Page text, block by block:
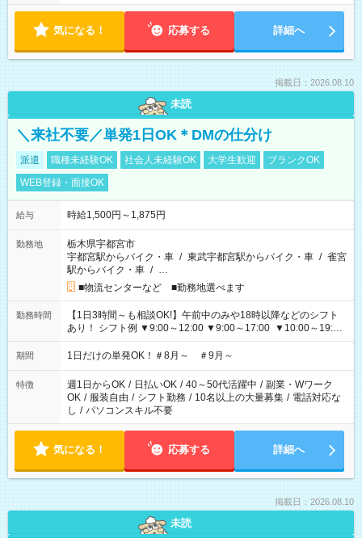
気になる！ 応募する 詳細へ
掲載日：2026.08.10
未読
＼来社不要／単発1日OK＊DMの仕分け
派遣 職種未経験OK 社会人未経験OK 大学生歓迎
ブランクOK
WEB登録・面接OK
給与 時給1,500円～1,875円
勤務地
栃木県宇都宮市
宇都宮駅からバイク・車 / 東武宇都宮駅からバイク・車 / 雀宮
駅からバイク・車 / …
■物流センターなど ■勤務地選べます
勤務時間
【1日3時間～も相談OK!】午前中のみや18時以降などのシフト
あり！ シフト例 ▼9:00～12:00 ▼9:00～17:00 ▼10:00～19:00
▼18:00～21:00
期間 1日だけの単発OK！＃8月～ ＃9月～
特徴 週1日からOK / 日払いOK / 40～50代活躍中 / 副業・Wワーク
OK / 服装自由 / シフト勤務 / 10名以上の大量募集 / 電話対応な
し / パソコンスキル不要
気になる！ 応募する 詳細へ
掲載日：2026.08.10
未読